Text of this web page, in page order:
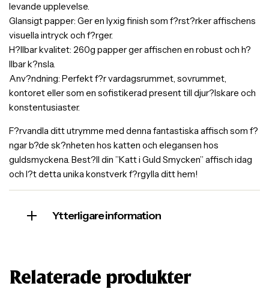
levande upplevelse.
Glansigt papper: Ger en lyxig finish som f?rst?rker affischens
visuella intryck och f?rger.
H?llbar kvalitet: 260g papper ger affischen en robust och h?
llbar k?nsla.
Anv?ndning: Perfekt f?r vardagsrummet, sovrummet,
kontoret eller som en sofistikerad present till djur?lskare och
konstentusiaster.
F?rvandla ditt utrymme med denna fantastiska affisch som f?
ngar b?de sk?nheten hos katten och elegansen hos
guldsmyckena. Best?ll din ”Katt i Guld Smycken” affisch idag
och l?t detta unika konstverk f?rgylla ditt hem!
Ytterligare information
Relaterade produkter